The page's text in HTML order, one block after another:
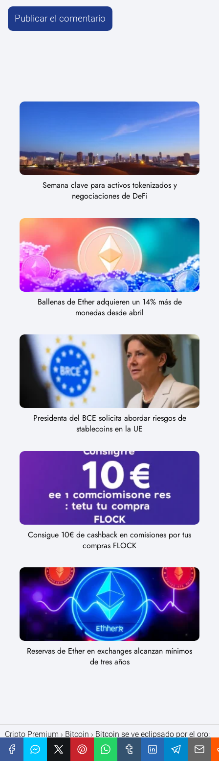
Semana clave para activos tokenizados y
negociaciones de DeFi
Ballenas de Ether adquieren un 14% más de
monedas desde abril
Presidenta del BCE solicita abordar riesgos de
stablecoins en la UE
Consigue 10€ de cashback en comisiones por tus
compras FLOCK
Reservas de Ether en exchanges alcanzan mínimos
de tres años
Cripto Premium Bitcoin
Bitcoin se ve eclipsado por el oro:
5 datos clave de esta semana